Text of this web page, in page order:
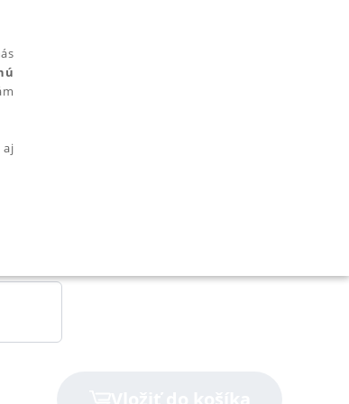
aj
SÚBORY
webové stránky správne používať.